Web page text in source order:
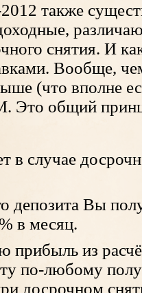
также
снятия. И
Вообще,
(что вполне
Это общий
в случае
депозита Вы
в месяц.
прибыль из
по-любому
досрочном